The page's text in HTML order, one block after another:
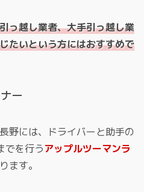
っ越し業者、大手引っ越し業
たいという方にはおすすめで
ー
野には、ドライバーと助手の
でを行うアップルツーマンラ
ます。